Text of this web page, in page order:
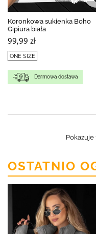
Koronkowa sukienka Boho
Gipiura biała
99,99 zł
ONE SIZE
Darmowa dostawa
OSTATNIO